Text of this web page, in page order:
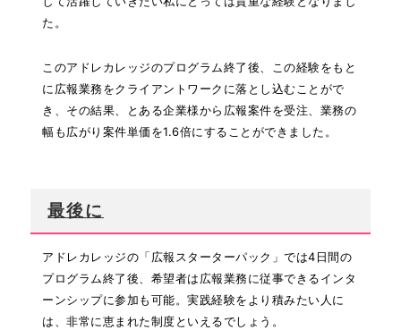
た。
このアドレカレッジのプログラム終了後、この経験をもと
に広報業務をクライアントワークに落とし込むことがで
き、その結果、とある企業様から広報案件を受注、業務の
幅も広がり案件単価を1.6倍にすることができました。
最後に
アドレカレッジの「広報スターターパック」では4日間の
プログラム終了後、希望者は広報業務に従事できるインタ
ーンシップに参加も可能。実践経験をより積みたい人に
は、非常に恵まれた制度といえるでしょう。